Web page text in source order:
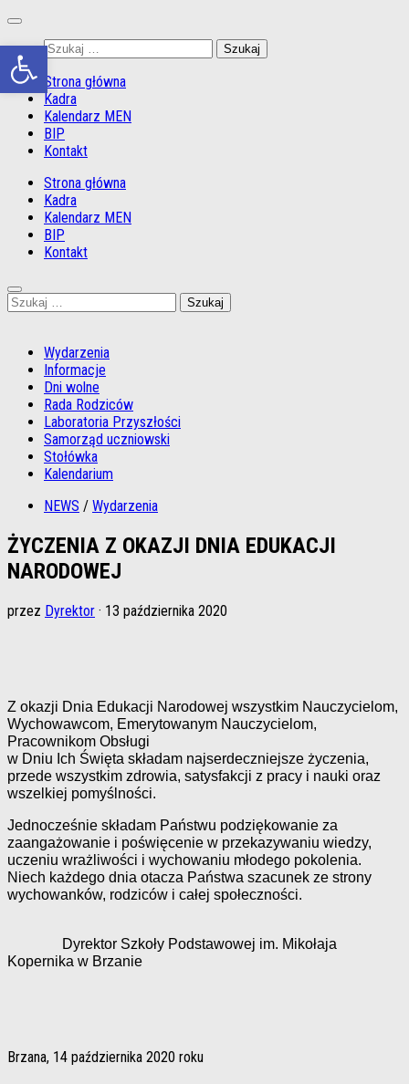
Przejdź
treści Szukaj:
Strona główna
Kadra
Kalendarz MEN
BIP
Kontakt
Strona główna
Kadra
Kalendarz MEN
BIP
Kontakt
Szukaj:
Wydarzenia
Informacje
Dni wolne
Rada Rodziców
Laboratoria Przyszłości
Samorząd uczniowski
Stołówka
Kalendarium
NEWS / Wydarzenia
ŻYCZENIA Z OKAZJI DNIA EDUKACJI
NARODOWEJ
przez Dyrektor · 13 października 2020
Z okazji Dnia Edukacji Narodowej wszystkim Nauczycielom,
Wychowawcom, Emerytowanym Nauczycielom,
Pracownikom Obsługi
w Dniu Ich Święta składam najserdeczniejsze życzenia,
przede wszystkim zdrowia, satysfakcji z pracy i nauki oraz
wszelkiej pomyślności.
Jednocześnie składam Państwu podziękowanie za
zaangażowanie i poświęcenie w przekazywaniu wiedzy,
uczeniu wrażliwości i wychowaniu młodego pokolenia.
Niech każdego dnia otacza Państwa szacunek ze strony
wychowanków, rodziców i całej społeczności.
Dyrektor Szkoły Podstawowej im. Mikołaja
Kopernika w Brzanie
Brzana, 14 października 2020 roku
Otwórz pasek narzędzi